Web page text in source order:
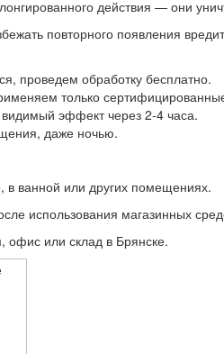
действия — они
повторного появления
проведем обработку бесплатно.
только
эффект через 2-4 часа.
даже ночью.
в ванной или других помещениях.
использования магазинных
офис или склад в Брянске.